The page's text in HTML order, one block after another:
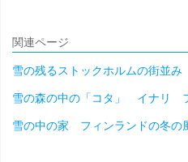
関連ページ
雪の残るストックホルムの街並
雪の森の中の「コタ」 イナリ
雪の中の家 フィンランドの冬の